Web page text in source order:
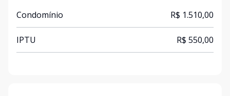
Condomínio R$ 1.510,00
IPTU R$ 550,00